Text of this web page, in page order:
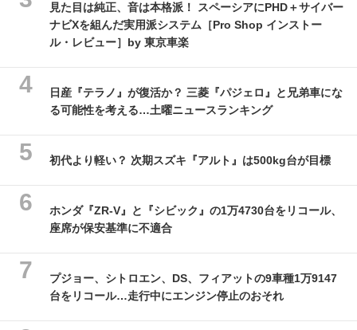
見た目は純正、音は本格派！ スペーシアにPHD＋サイバー
ナビXを組んだ実用派システム［Pro Shop インストー
ル・レビュー］by 東京車楽
日産『テラノ』が復活か？ 三菱『パジェロ』と兄弟車にな
る可能性を考える…土曜ニュースランキング
初代より軽い？ 次期スズキ『アルト』は500kg台が目標
ホンダ『ZR-V』と『シビック』の1万4730台をリコール、
座席が保安基準に不適合
プジョー、シトロエン、DS、フィアットの9車種1万9147
台をリコール…走行中にエンジン停止のおそれ